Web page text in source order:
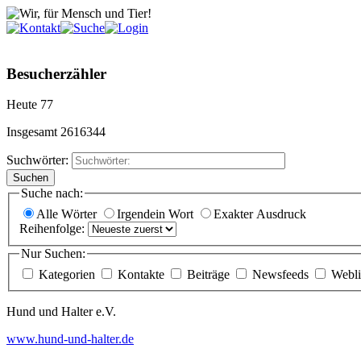
Besucherzähler
Heute 77
Insgesamt2616344
Suchwörter:
Suchen
Suche nach:
Alle Wörter
Irgendein Wort
Exakter Ausdruck
Reihenfolge:
Nur Suchen:
Kategorien
Kontakte Beiträge Newsfeeds
Hund und Halter e.V.
www.hund-und-halter.de